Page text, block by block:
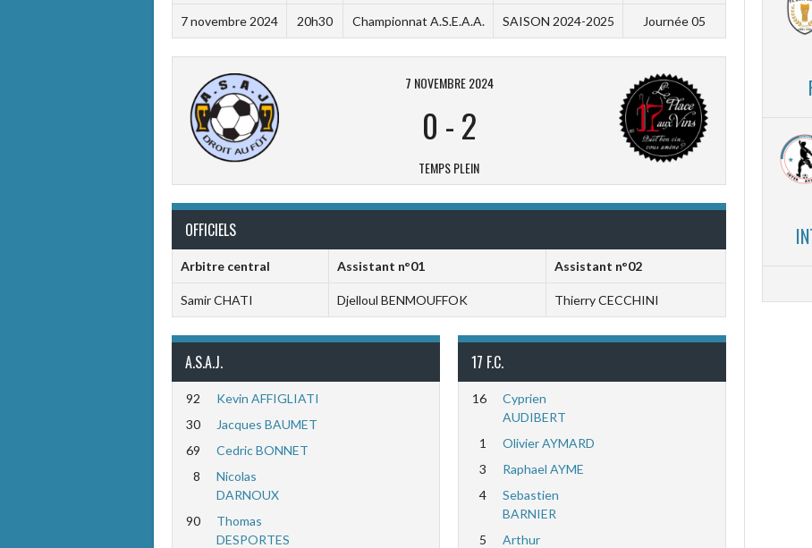
7 novembre 2024 20h30 Championnat A.S.E.A.A. SAISON 2024-2025 Journée 05
7 NOVEMBRE 2024
0 -2
TEMPS PLEIN
OFFICIELS
Arbitre central Assistant n°01 Assistant n°02
Samir CHATI Djelloul BENMOUFFOK Thierry CECCHINI
A.S.A.J.
92
Kevin AFFIGLIATI
30
Jacques BAUMET
69
Cedric BONNET
8
Nicolas
DARNOUX
90
Thomas
DESPORTES
17 F.C.
16
Cyprien
AUDIBERT
1
Olivier AYMARD
3
Raphael AYME
4
Sebastien
BARNIER
5
Arthur